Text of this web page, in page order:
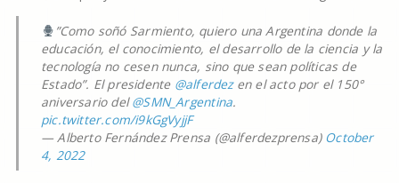
”Como soñó Sarmiento, quiero una Argentina donde la
educación, el conocimiento, el desarrollo de la ciencia y la
tecnología no cesen nunca, sino que sean políticas de
Estado”. El presidente @alferdezen el acto por el 150°
aniversario del@SMN_Argentina.
pic.twitter.com/i9kGgVyjjF
— Alberto Fernández Prensa (@alferdezprensa) October
4, 2022